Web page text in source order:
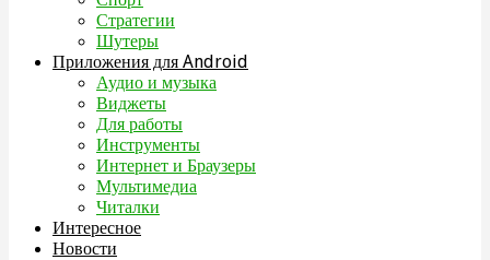
Стратегии
Шутеры
Приложения для Android
Аудио и музыка
Виджеты
Для работы
Инструменты
Интернет и Браузеры
Мультимедиа
Читалки
Интересное
Новости